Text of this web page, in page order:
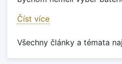
Číst více
Všechny články a témata